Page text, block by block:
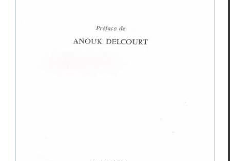
Marc Dugardin,Personne dis-tu